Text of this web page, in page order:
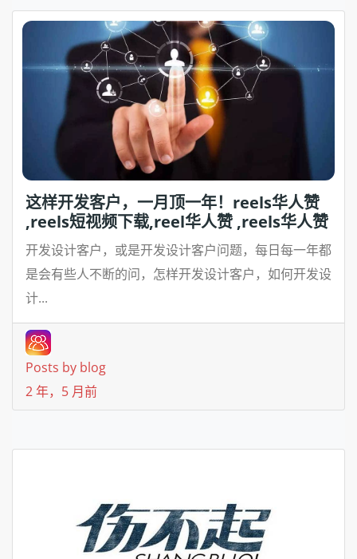
这样开发客户，一月顶一年！reels华人赞
,reels短视频下载,reel华人赞 ,reels华人赞
开发设计客户，或是开发设计客户问题，每日每一年都
是会有些人不断的问，怎样开发设计客户，如何开发设
计...
Posts by blog
2 年，5 月前